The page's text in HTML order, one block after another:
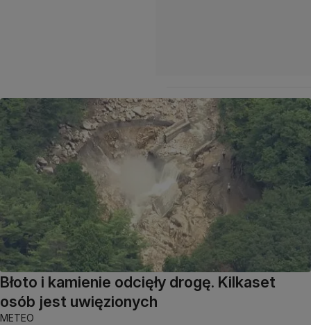
Błoto i kamienie odcięły drogę. Kilkaset
osób jest uwięzionych
METEO